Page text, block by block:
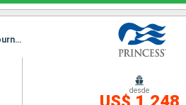
Itinerario : Auckland, Bay of islands, Tauranga, Wellington, Christchurch, Dunedin, Fjordland, Hobart, Melbourne, Sidney
desde